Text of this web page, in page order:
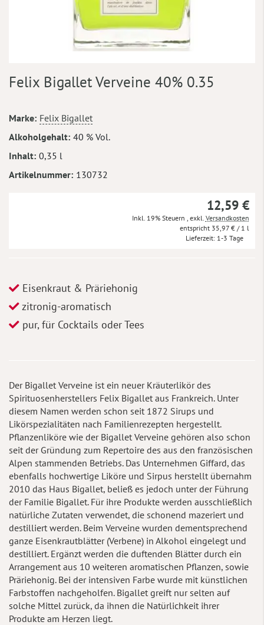
Anfang
springen
Felix Bigallet Verveine 40% 0.35
Mehr
Informationen
Marke Felix Bigallet
Alkoholgehalt 40 % Vol.
Inhalt 0,35 l
Artikelnummer 130732
12,59 €
Inkl. 19% Steuern exkl. Versandkosten
35,97 € / 1 l
Lieferzeit 1-3 Tage
Eisenkraut & Präriehonig
zitronig-aromatisch
pur, für Cocktails oder Tees
Der Bigallet Verveine ist ein neuer Kräuterlikör des
Spirituosenherstellers Felix Bigallet aus Frankreich. Unter
diesem Namen werden schon seit 1872 Sirups und
Likörspezialitäten nach Familienrezepten hergestellt.
Pflanzenliköre wie der Bigallet Verveine gehören also schon
seit der Gründung zum Repertoire des aus den französischen
Alpen stammenden Betriebs. Das Unternehmen Giffard, das
ebenfalls hochwertige Liköre und Sirpus herstellt übernahm
2010 das Haus Bigallet, beließ es jedoch unter der Führung
der Familie Bigallet. Für ihre Produkte werden ausschließlich
natürliche Zutaten verwendet, die schonend mazeriert und
destilliert werden. Beim Verveine wurden dementsprechend
ganze Eisenkrautblätter (Verbene) in Alkohol eingelegt und
destilliert. Ergänzt werden die duftenden Blätter durch ein
Arrangement aus 10 weiteren aromatischen Pflanzen, sowie
Präriehonig. Bei der intensiven Farbe wurde mit künstlichen
Farbstoffen nachgeholfen. Bigallet greift nur selten auf
solche Mittel zurück, da ihnen die Natürlichkeit ihrer
Produkte am Herzen liegt.